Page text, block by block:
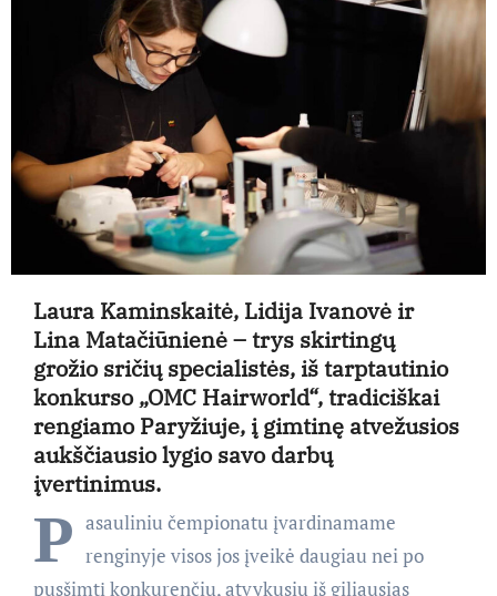
Laura Kaminskaitė, Lidija Ivanovė ir
Lina Matačiūnienė – trys skirtingų
grožio sričių specialistės, iš tarptautinio
konkurso „OMC Hairworld“, tradiciškai
rengiamo Paryžiuje, į gimtinę atvežusios
aukščiausio lygio savo darbų
įvertinimus.
P asauliniu čempionatu įvardinamame
renginyje visos jos įveikė daugiau nei po
pusšimtį konkurenčių, atvykusių iš giliausias